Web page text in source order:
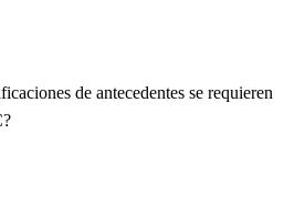
de antecedentes se requieren